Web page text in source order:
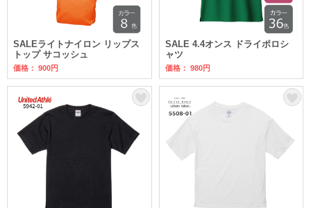
SALEライトナイロン リップス
トップ サコッシュ
価格： 900円
SALE 4.4オンス ドライポロシ
ャツ
価格： 980円